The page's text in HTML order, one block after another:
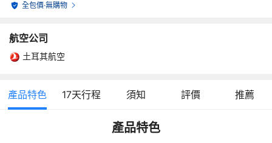
全包價·無購物
航空公司
土耳其航空
產品特色 17天行程 須知 評價 推薦
產品特色